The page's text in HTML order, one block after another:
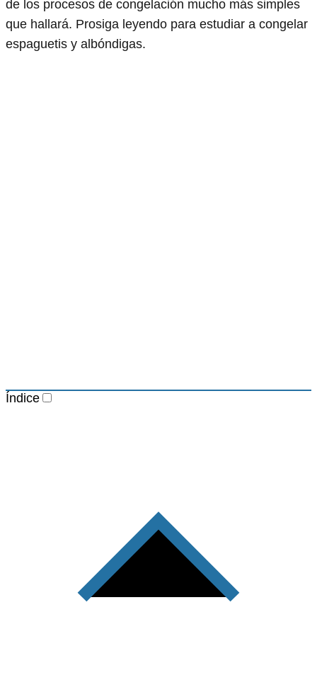
de los procesos de congelación mucho más simples
que hallará. Prosiga leyendo para estudiar a congelar
espaguetis y albóndigas.
Índice